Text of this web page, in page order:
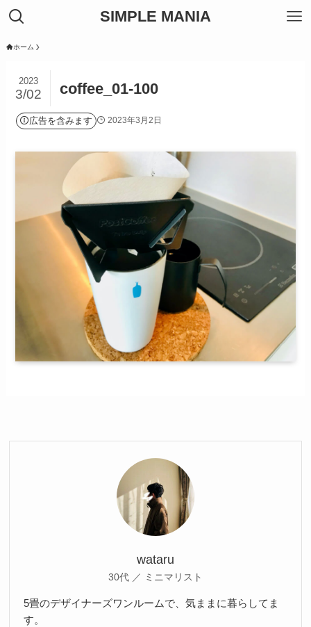
SIMPLE MANIA
ホーム
coffee_01-100
2023
3/02
広告を含みます 2023年3月2日
wataru
30代 ／ ミニマリスト
5畳のデザイナーズワンルームで、気ままに暮らしてま
す。